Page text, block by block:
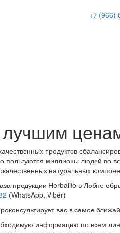
+7 (966)
продуктов
пользуются миллионы людей во
натуральных
продукции Herbalife в Лобне
(WhatsApp, Viber)
вас в самое
информацию по всем